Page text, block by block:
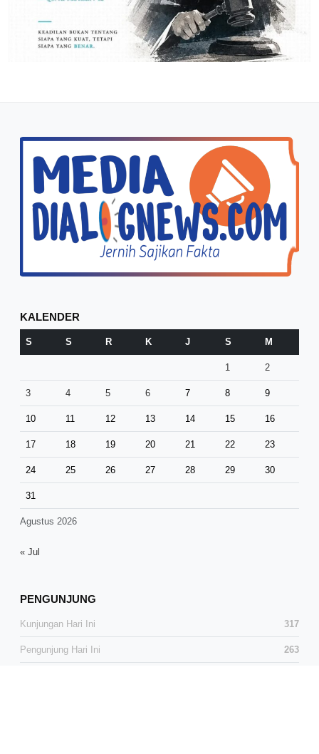
KALENDER
Agustus 2026
S S R K J S M
1 2
3 4 5 6 7 8 9
10 11 12 13 14 15 16
17 18 19 20 21 22 23
24 25 26 27 28 29 30
31
« Jul
PENGUNJUNG
Kunjungan Hari Ini 317
Pengunjung Hari Ini 263